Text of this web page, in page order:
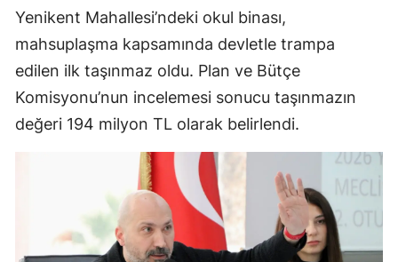
Yenikent Mahallesi’ndeki okul binası,
mahsuplaşma kapsamında devletle trampa
edilen ilk taşınmaz oldu. Plan ve Bütçe
Komisyonu’nun incelemesi sonucu taşınmazın
değeri 194 milyon TL olarak belirlendi.